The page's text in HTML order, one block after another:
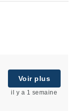
Voir plus
il y a 1 semaine